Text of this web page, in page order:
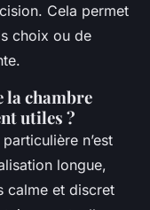
Cela permet
choix ou de
la chambre
utiles ?
n’est
longue,
calme et discret